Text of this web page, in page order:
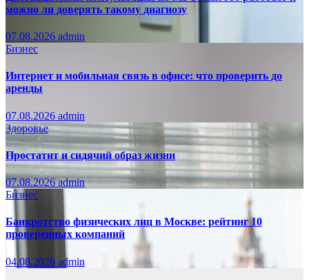
можно ли доверять такому диагнозу
07.08.2026 admin
Бизнес
Интернет и мобильная связь в офисе: что проверить до
аренды
07.08.2026 admin
Здоровье
Простатит и сидячий образ жизни
07.08.2026admin
Бизнес
Банкротство физических лиц в Москве: рейтинг 10
проверенных компаний
04.08.2026 admin